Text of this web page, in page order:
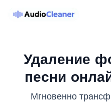
Удаление
песни
Мгновенно